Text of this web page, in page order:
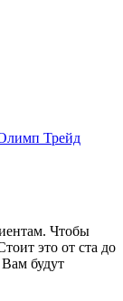
Олимп Трейд
Чтобы
это от ста до
будут